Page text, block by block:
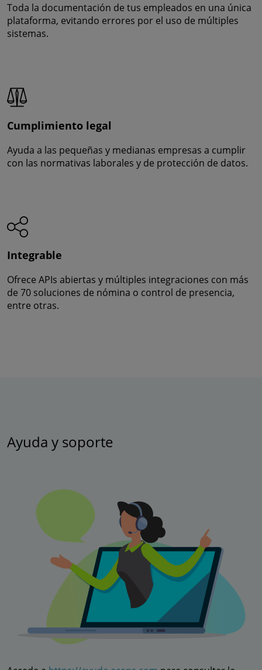
Toda la documentación de tus empleados en una única
plataforma, evitando errores por el uso de múltiples
sistemas.
Cumplimiento legal
Ayuda a las pequeñas y medianas empresas a cumplir
con las normativas laborales y de protección de datos.
Integrable
Ofrece APIs abiertas y múltiples integraciones con más
de 70 soluciones de nómina o control de presencia,
entre otras.
Ayuda y soporte